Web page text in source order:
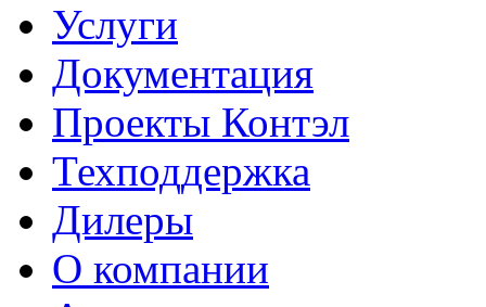
Услуги
Документация
Проекты Контэл
Техподдержка
Дилеры
О компании